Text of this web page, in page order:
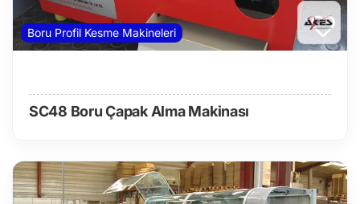
Boru Profil Kesme Makineleri
SC48 Boru Çapak Alma Makinası